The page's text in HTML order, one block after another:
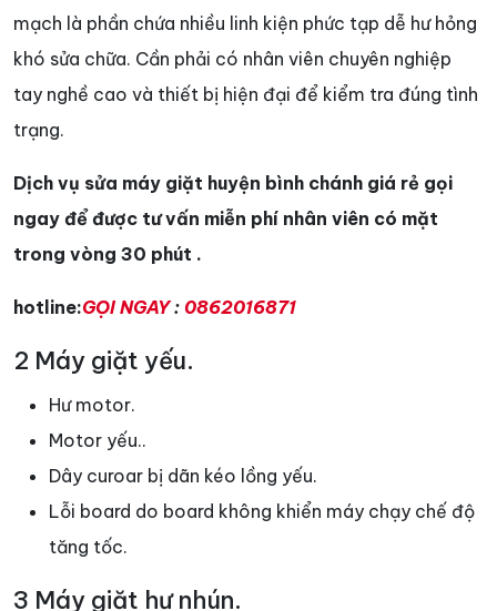
mạch là phần chứa nhiều linh kiện phức tạp dễ hư hỏng
khó sửa chữa. Cần phải có nhân viên chuyên nghiệp
tay nghề cao và thiết bị hiện đại để kiểm tra đúng tình
trạng.
Dịch vụ sửa máy giặt huyện bình chánh giá rẻ gọi
ngay để được tư vấn miễn phí nhân viên có mặt
trong vòng 30 phút .
hotline:GỌI NGAY: 0862016871
2 Máy giặt yếu.
Hư motor.
Motor yếu..
Dây curoar bị dãn kéo lồng yếu.
Lỗi board do board không khiển máy chạy chế độ
tăng tốc.
3 Máy giặt hư nhún.